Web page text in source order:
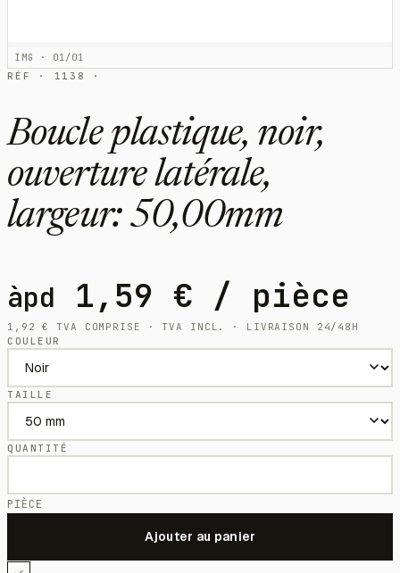
IMG · 01/01
RÉF · 1138 ·
Boucle plastique, noir,
ouverture latérale,
largeur: 50,00mm
àpd 1,59 € / pièce
1,92€
TVA COMPRISE · TVA INCL. · LIVRAISON 24/48H
COULEUR
TAILLE
QUANTITÉ
PIÈCE